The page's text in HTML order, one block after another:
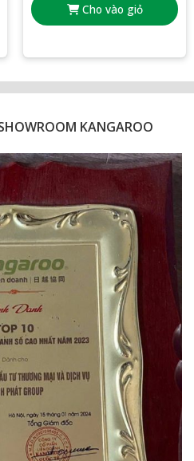
Cho vào giỏ
KANGAROO